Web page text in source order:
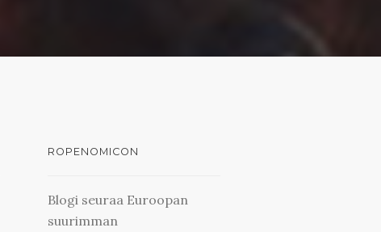
ROPENOMICON
Blogi seuraa Euroopan
suurimman